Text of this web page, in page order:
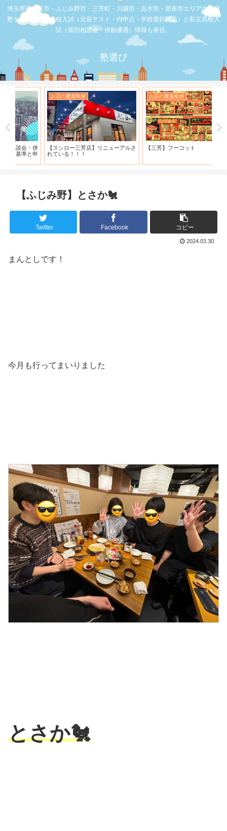
埼玉県富士見市・ふじみ野市・三芳町・川越市・志木市・新座市エリアの学習
塾を比較。公立高校入試（北辰テスト・内申点・学校選択問題）と私立高校入
試（個別相談会・併願優遇）情報も発信。
塾選び
お店の覆面取材
【スシロー三芳店】リニューアルさ
れている！！！
お店の覆面取材
【三芳】フーコット
【ふじみ野】とさか🐔
Twitter Facebook コピー
2024.03.30
まんとしです！
今月も行ってまいりました
とさか🐔